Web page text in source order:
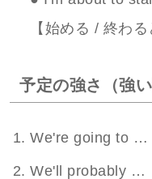
【始める / 終わる
予定の強さ（強い
We're going to …
We'll probably …